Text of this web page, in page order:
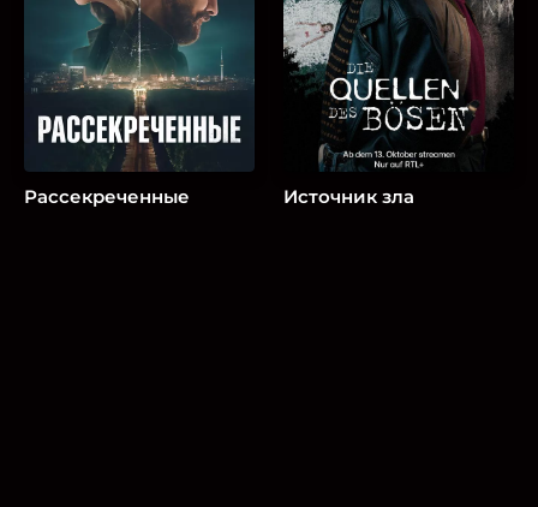
Рассекреченные Источник зла